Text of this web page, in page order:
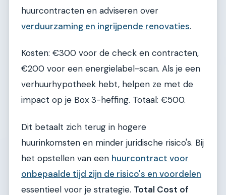
huurcontracten en adviseren over
verduurzaming en ingrijpende renovaties.
Kosten: €300 voor de check en contracten,
€200 voor een energielabel-scan. Als je een
verhuurhypotheek hebt, helpen ze met de
impact op je Box 3-heffing. Totaal: €500.
Dit betaalt zich terug in hogere
huurinkomsten en minder juridische risico's. Bij
het opstellen van een huurcontract voor
onbepaalde tijd zijn de risico's en voordelen
essentieel voor je strategie. Total Cost of